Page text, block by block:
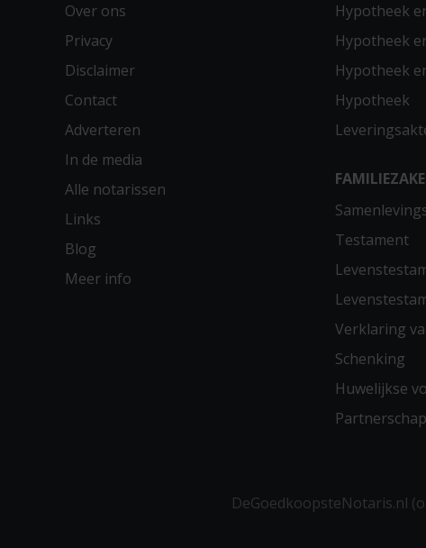
Over ons
Privacy
Disclaimer
Contact
Adverteren
In de media
Alle notarissen
Links
Blog
Meer info
Hypotheek
Hypotheek
Hypotheek
Hypotheek
Testament
Verklaring
Schenking
Huwelijkse
DeGoedkoopsteNotaris.nl